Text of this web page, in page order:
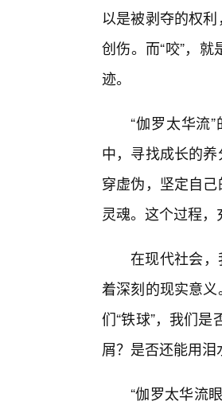
以是被剥夺的权
创伤。而“咬”，
迹。
“伽罗太华流
中，寻找成长的
穿虚伪，坚定自
灵魂。这个过程
在现代社会
着深刻的现实意
们“铁球”，我们是
屑？是否还能用
“伽罗太华流